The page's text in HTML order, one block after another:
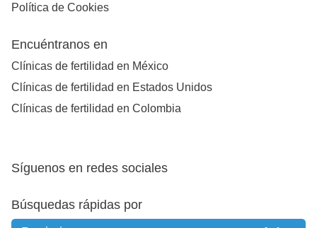
Política de Cookies
Encuéntranos en
Clínicas de fertilidad en México
Clínicas de fertilidad en Estados Unidos
Clínicas de fertilidad en Colombia
Síguenos en redes sociales
Búsquedas rápidas por